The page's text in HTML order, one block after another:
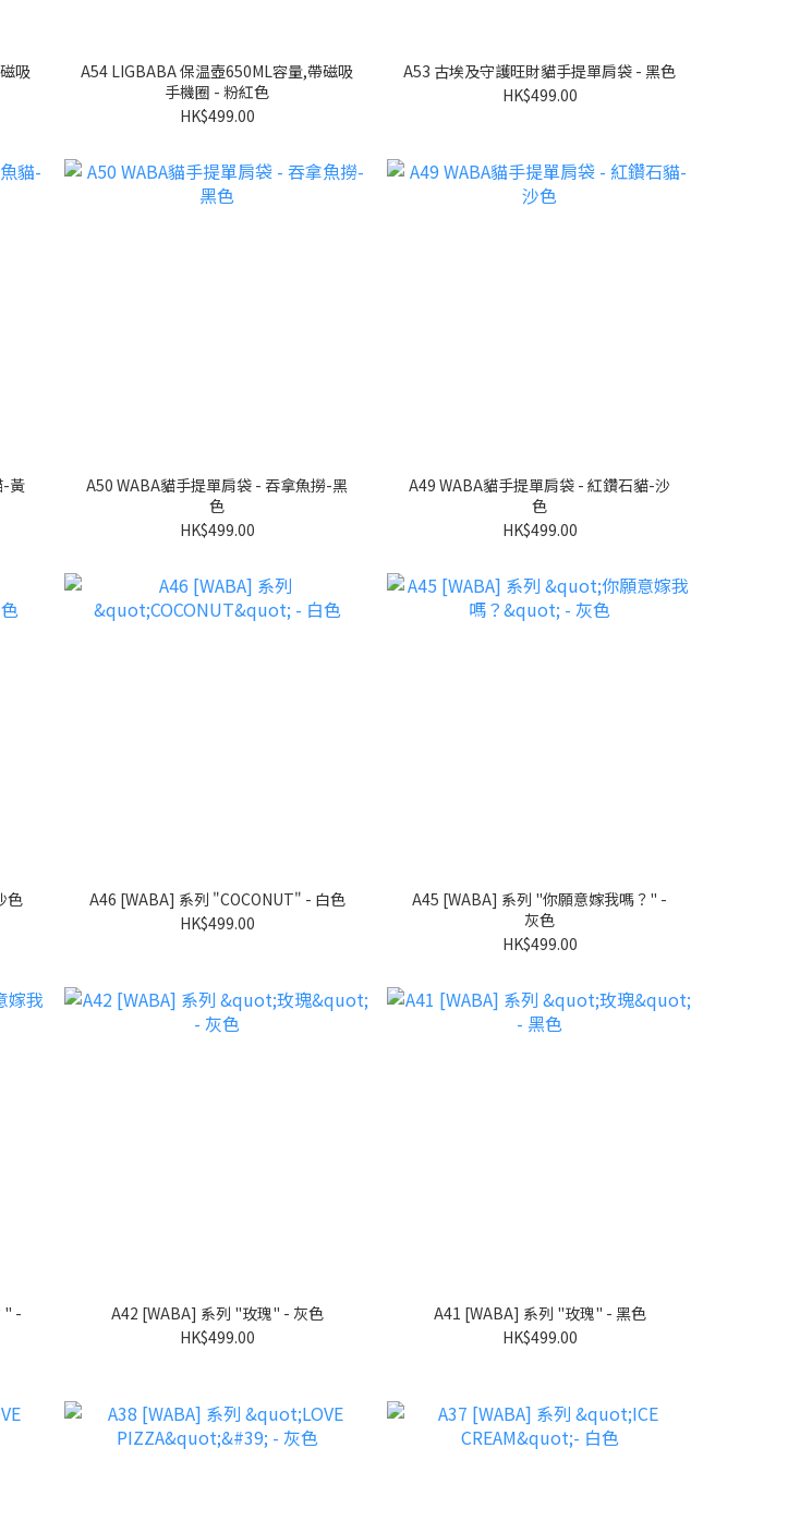
吸
A54 LIGBABA 保温壺650ML容量,帶磁吸
手機圈 - 粉紅色
HK$499.00
A53 古埃及守護旺財貓手提單肩袋 - 黑色
HK$499.00
A50 WABA貓手提單肩袋 - 吞拿魚撈-黑
色
HK$499.00
A49 WABA貓手提單肩袋 - 紅鑽石貓-沙
色
HK$499.00
列 "COCONUT" - 沙色
A46 [WABA] 系列 "COCONUT" - 白色
HK$499.00
A45 [WABA] 系列 "你願意嫁我嗎？" -
灰色
HK$499.00
A42 [WABA] 系列 "玫瑰" - 灰色
HK$499.00
A41 [WABA] 系列 "玫瑰" - 黑色
HK$499.00